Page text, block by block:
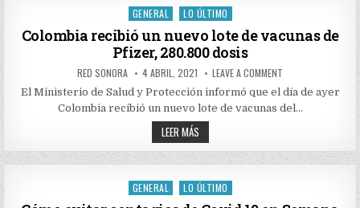
VACUNACIÓN
PARA
POBLACIÓN
ENTRE
LOS
65
AÑOS
Posted
in
GENERAL LO ÚLTIMO
Colombia recibió un nuevo lote de vacunas de
Pfizer, 280.800 dosis
AUTHOR:
RED SONORA PUBLISHED
DATE:
4 ABRIL, 2021 LEAVE A COMMENT
RECIBIÓ
UN
NUEVO
DE
280.800
El Ministerio de Salud y Protección informó que el día de ayer
Colombia recibió un nuevo lote de vacunas del…
LEER MÁSCOLOMBIA
RECIBIÓ
UN
NUEVO
DE
VACUNAS
DE
Posted
GENERAL LO ÚLTIMO